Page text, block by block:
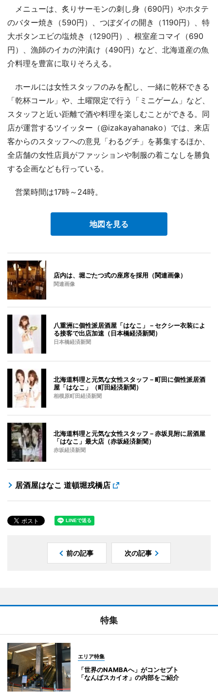
メニューは、炙りサーモンの刺し身（690円）やホタテ
のバター焼き（590円）、つぼダイの開き（1190円）、特
大ボタンエビの塩焼き（1290円）、根室産コマイ（690
円）、漁師のイカの沖漬け（490円）など、北海道産の魚
介料理を豊富に取りそろえる。
ホールには女性スタッフのみを配し、一緒に乾杯できる
「乾杯コール」や、土曜限定で行う「ミニゲーム」など、
スタッフと近い距離で酒や料理を楽しむことができる。同
店が運営するツイッター（@izakayahanako）では、来店
客からのスタッフへの意見「わるグチ」を募集するほか、
全店舗の女性店員がファッションや制服の着こなしを勝負
する企画なども行っている。
営業時間は17時～24時。
地図を見る
店内は、堀ごたつ式の座席を採用（関連画像）
関連画像
八重洲に個性派居酒屋「はなこ」－セクシー衣装によ
る接客で出店加速（日本橋経済新聞）
日本橋経済新聞
北海道料理と元気な女性スタッフ－町田に個性派居酒
屋「はなこ」（町田経済新聞）
相模原町田経済新聞
北海道料理と元気な女性スタッフ－赤坂見附に居酒屋
「はなこ」最大店（赤坂経済新聞）
赤坂経済新聞
居酒屋はなこ 道頓堀戎橋店
前の記事 次の記事
特集
エリア特集
「世界のNAMBAへ」がコンセプト
「なんばスカイオ」の内部をご紹介